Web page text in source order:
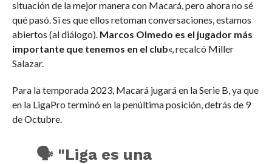
situación de la mejor manera con Macará, pero ahora no sé
qué pasó. Si es que ellos retoman conversaciones, estamos
abiertos (al diálogo). Marcos Olmedo es el jugador más
importante que tenemos en el club«, recalcó Miller
Salazar.
Para la temporada 2023, Macará jugará en la Serie B, ya que
en la LigaPro terminó en la penúltima posición, detrás de 9
de Octubre.
🗣 "Liga es una